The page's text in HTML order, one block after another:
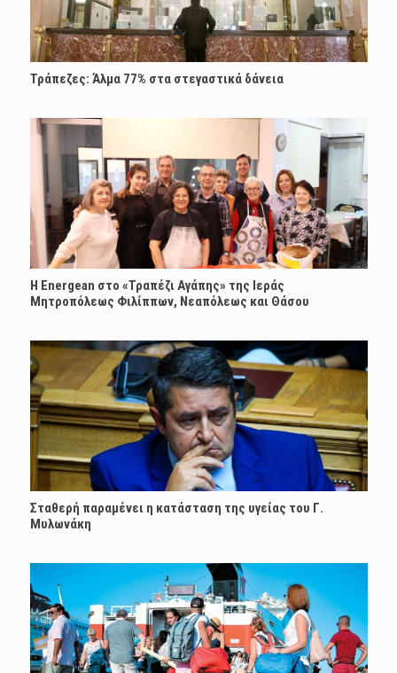
Τράπεζες: Άλμα 77% στα στεγαστικά δάνεια
H Energean στο «Τραπέζι Αγάπης» της Ιεράς
Μητροπόλεως Φιλίππων, Νεαπόλεως και Θάσου
Σταθερή παραμένει η κατάσταση της υγείας του Γ.
Μυλωνάκη